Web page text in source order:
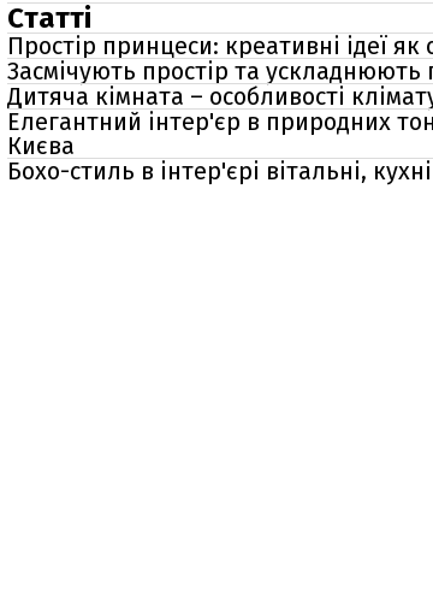
Статті
Простір принцеси: креативні ідеї
Засмічують простір та
Дитяча кімната – особливості
Елегантний інтер'єр в природних
Києва
Бохо-стиль в інтер'єрі вітальні,